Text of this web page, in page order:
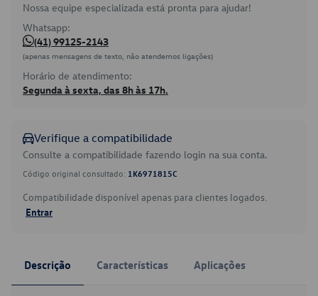
Nossa equipe especializada está pronta para ajudar!
Whatsapp:
(41) 99125-2143
(apenas mensagens de texto, não atendemos ligações)
Horário de atendimento:
Segunda à sexta, das 8h às 17h.
Verifique a compatibilidade
Consulte a compatibilidade fazendo login na sua conta.
Código original consultado: 1K6971815C
Compatibilidade disponível apenas para clientes logados.
Entrar
Descrição Características Aplicações